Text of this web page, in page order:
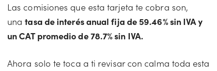
Las comisiones que esta tarjeta te cobra son,
unatasa de interés anual fija de 59.46% sin IVA y
un CAT promedio de 78.7% sin IVA.
Ahora solo te toca a ti revisar con calma toda esta